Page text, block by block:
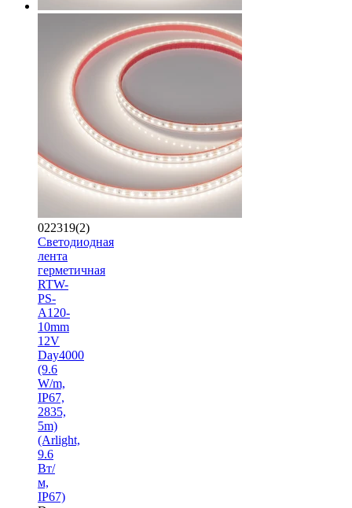
022319(2)
Светодиодная
лента
герметичная
RTW-
PS-
A120-
10mm
12V
Day4000
(9.6
W/m,
IP67,
2835,
5m)
(Arlight,
9.6
Вт/
м,
IP67)